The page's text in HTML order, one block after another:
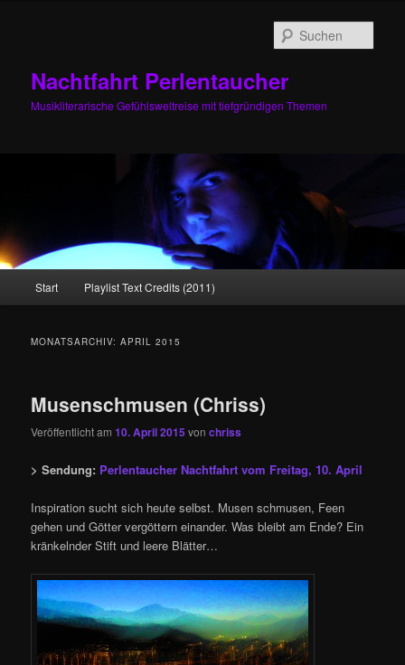
Nachtfahrt Perlentaucher
Musikliterarische Gefühlsweltreise mit tiefgründigen Themen
Start Playlist Text Credits (2011)
MONATSARCHIV:APRIL 2015
Musenschmusen (Chriss)
Veröffentlicht am10. April 2015vonchriss
> Sendung: Perlentaucher Nachtfahrt vom Freitag, 10. April
Inspiration sucht sich heute selbst. Musen schmusen, Feen
gehen und Götter vergöttern einander. Was bleibt am Ende? Ein
kränkelnder Stift und leere Blätter…